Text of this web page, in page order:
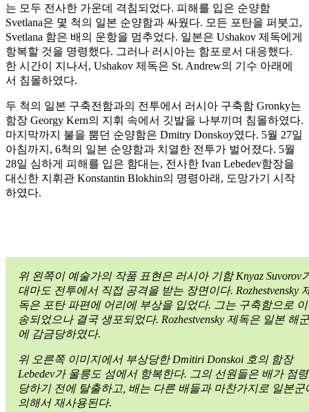
는 모두 전사한 가운데 격침되었다. 피해를 입은 순양함
Svetlana은 몇 척의 일본 순양함과 싸웠다. 모든 포탄을 퍼붓고,
Svetlana 함은 배의 운항을 멈추었다. 일본은 Ushakov 제독에게
항복할 것을 명령했다. 그러나 러시아는 함포로서 대응했다.
한 시간이 지나서, Ushakov 제독은 St. Andrew의 기수 아래에
서 침몰하였다.
두 척의 일본 구축전함과의 전투에서 러시아 구축함 Gronky는
함장 Georgy Kern의 지휘 속에서 깃발을 나부끼며 침몰하였다.
마지막까지 불을 뿜던 순양함은 Dmitry Donskoy였다. 5월 27일
아침까지, 6척의 일본 순양함과 치열한 전투가 벌어졌다. 5월
28일 심하게 피해를 입은 함대는, 전사한 Ivan Lebedev함장을
대신한 지휘관 Konstantin Blokhin의 명령아래, 도망가기 시작
하였다.
위 왼쪽이 예술가의 작품 표현은 러시아 기함 Knyaz Suvorov
대마도 전투에서 직접 공격을 받는 장면이다. Rozhestvensky
독은 포탄 파편에 어리에 부상을 입었다. 그는 구축함으로 이
송되었으나 결국 생포되었다. Rozhestvensky 제독은 일본 해군
에 감금당하였다.
위 오른쪽 이미지에서 부상당한 Dmitiri Donskoi 호의 함장
Lebedev가 울릉도 섬에서 항복한다. 그의 선원들은 배가 점령
당하기 전에 탈출하고, 배는 다른 배들과 마찬가지로 일본군
의해서 재사용된다.